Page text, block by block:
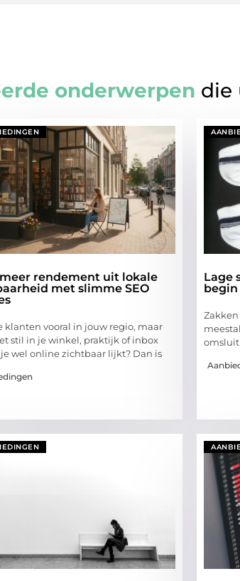
onderwerpen die
rendement uit lokale
met slimme SEO
klanten vooral in jouw regio, maar
stil in je winkel, praktijk of inbox
wel online zichtbaar lijkt? Dan is
Lage